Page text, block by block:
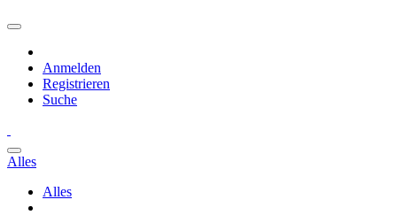
Anmelden
Registrieren
Suche
Alles
Alles